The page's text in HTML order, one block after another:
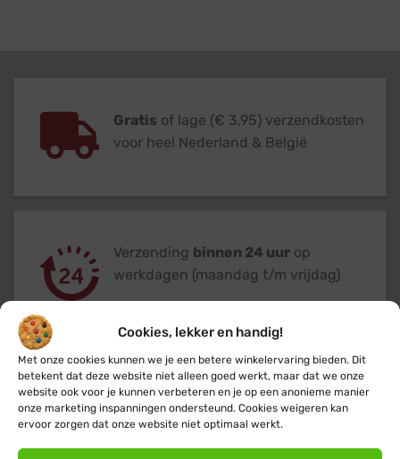
Cookies, lekker en handig!
Met onze cookies kunnen we je een betere winkelervaring bieden. Dit
betekent dat deze website niet alleen goed werkt, maar dat we onze
website ook voor je kunnen verbeteren en je op een anonieme manier
onze marketing inspanningen ondersteund. Cookies weigeren kan
ervoor zorgen dat onze website niet optimaal werkt.
Gratis of lage (€ 3,95) verzendkosten
voor heel Nederland & België
Verzending binnen 24 uur op
werkdagen (maandag t/m vrijdag)
Klanten geven ons een 9,4op basis van
+14.800 beoordelingen